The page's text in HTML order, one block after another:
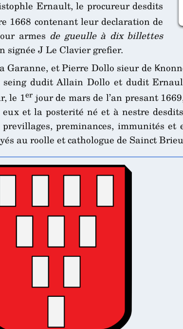
Ernault, le procureur desdits
1668 contenant leur declaration de
armes de gueulle à dix billettes
signée J Le Clavier grefier.
Garanne, et Pierre Dollo sieur de
dudit Allain Dollo et dudit
le 1erjour de mars de l’an presant
eux et la posterité né et à nestre
preminances, immunités et
au roolle et cathologue de Sainct